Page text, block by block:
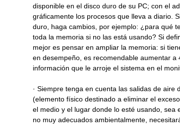
disponible en el disco duro de su PC; con el
gráficamente los procesos que lleva a diario.
duro, haga cambios, por ejemplo: ¿para qué
toda la memoria si no las está usando? Si
mejor es pensar en ampliar la memoria: si
en desempeño, es recomendable aumentar a
información que le arroje el sistema en el
· Siempre tenga en cuenta las salidas de aire
(elemento físico destinado a eliminar el
el medio y el lugar donde lo esté usando, sea
no muy adecuados ambientalmente,